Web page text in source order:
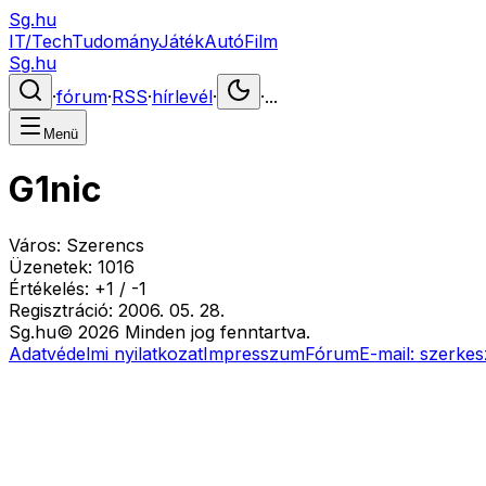
Sg.hu
IT/TechTudományJátékAutóFilm
Sg.hu
·fórum·RSS·hírlevél· ·...
Menü
G1nic
Város: Szerencs
Üzenetek: 1016
Értékelés: +1 / -1
Regisztráció: 2006. 05. 28.
Sg.hu© 2026 Minden jog fenntartva.
Adatvédelmi nyilatkozatImpresszumFórumE-mail: